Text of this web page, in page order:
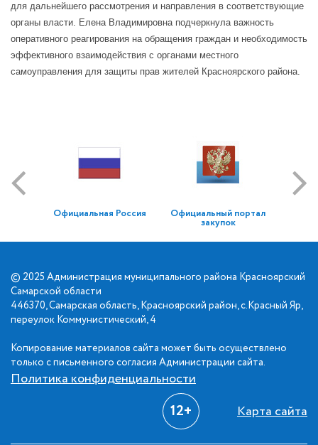
для дальнейшего рассмотрения и направления в соответствующие
органы власти. Елена Владимировна подчеркнула важность
оперативного реагирования на обращения граждан и необходимость
эффективного взаимодействия с органами местного
самоуправления для защиты прав жителей Красноярского района.
Официальная Россия Официальный портал
закупок
© 2025 Администрация муниципального района Красноярский
Самарской области
446370, Самарская область, Красноярский район, с.Красный Яр,
переулок Коммунистический, 4
Копирование материалов сайта может быть осуществлено
только с письменного согласия Администрации сайта.
Политика конфиденциальности
12+ Карта сайта